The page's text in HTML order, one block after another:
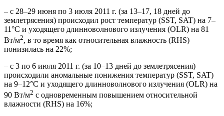
– с 28–29 июня по 3 июля 2011 г. (за 13–17, 18 дней до
землетрясения) происходил рост температур (SST, SAT) на 7–
11°C и уходящего длинноволнового излучения (OLR) на 81
Вт/м2, в то время как относительная влажность (RHS)
понизилась на 22%;
– с 3 по 6 июля 2011 г. (за 10–13 дней до землетрясения)
происходили аномальные понижения температур (SST, SAT)
на 9–12°C и уходящего длинноволнового излучения (OLR) на
90 Вт/м2 с одновременным повышением относительной
влажности (RHS) на 16%;